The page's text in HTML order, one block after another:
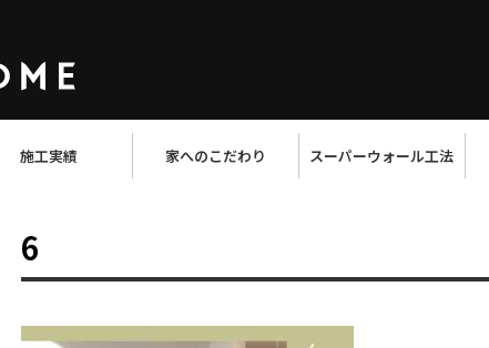
施工実績 家へのこだわり スーパーウォール工法
6